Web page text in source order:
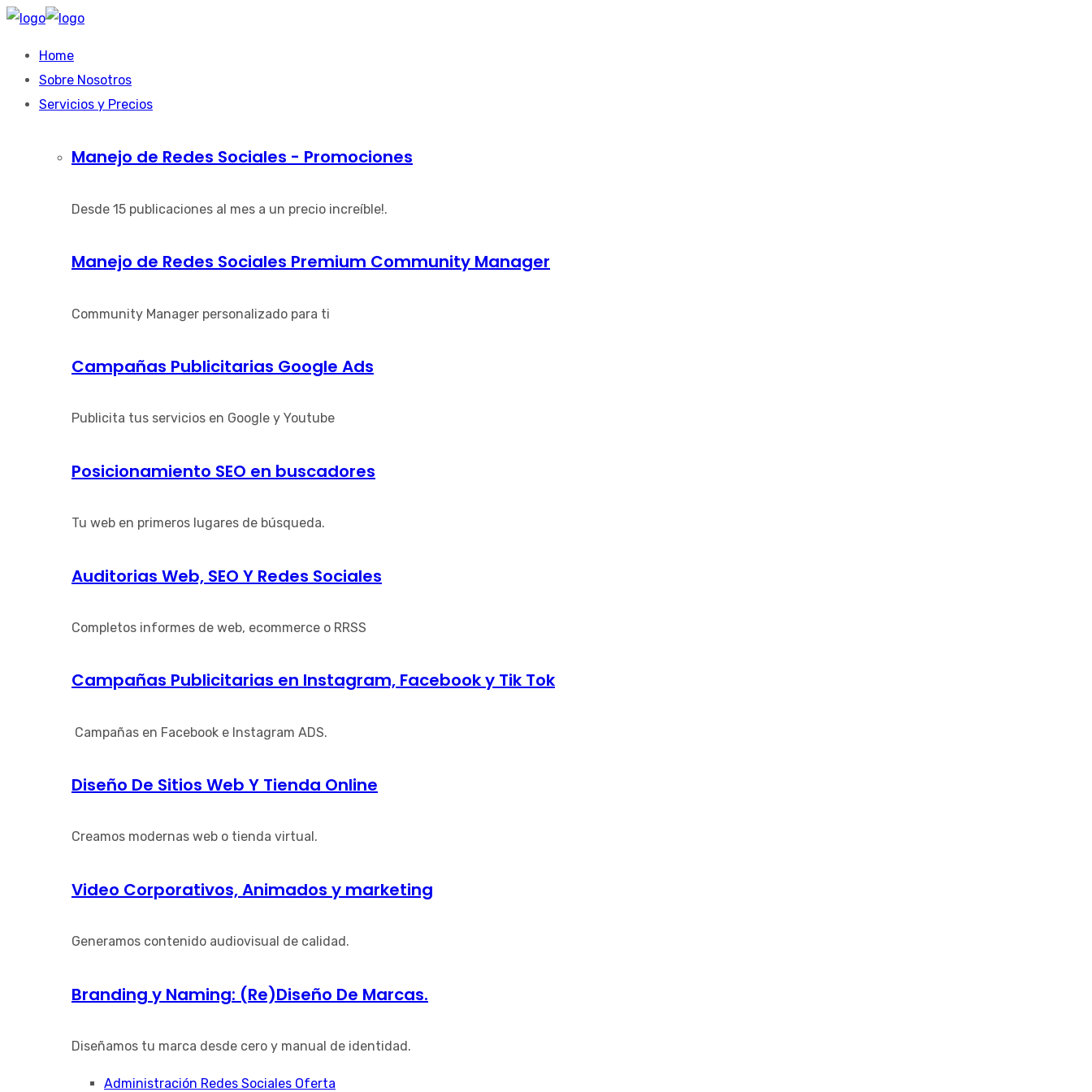
Home
Sobre Nosotros
Servicios y Precios
Manejo de Redes Sociales - Promociones
Desde 15 publicaciones al mes a un precio increíble!.
Manejo de Redes Sociales Premium Community Manager
Community Manager personalizado para ti
Campañas Publicitarias Google Ads
Publicita tus servicios en Google y Youtube
Posicionamiento SEO en buscadores
Tu web en primeros lugares de búsqueda.
Auditorias Web, SEO Y Redes Sociales
Completos informes de web, ecommerce o RRSS
Campañas Publicitarias en Instagram, Facebook y Tik Tok
Campañas en Facebook e Instagram ADS.
Diseño De Sitios Web Y Tienda Online
Creamos modernas web o tienda virtual.
Video Corporativos, Animados y marketing
Generamos contenido audiovisual de calidad.
Branding y Naming: (Re)Diseño De Marcas.
Diseñamos tu marca desde cero y manual de identidad.
Administración Redes Sociales Oferta